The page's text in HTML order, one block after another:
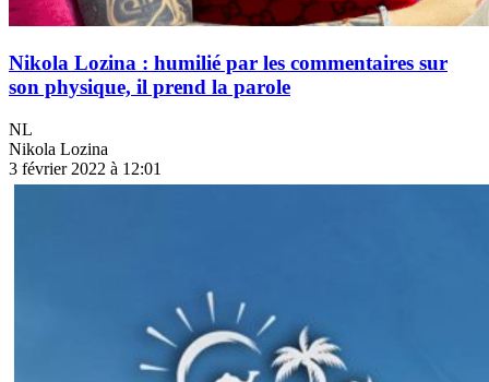
Nikola Lozina : humilié par les commentaires sur
son physique, il prend la parole
NL
Nikola Lozina
3 février 2022 à 12:01